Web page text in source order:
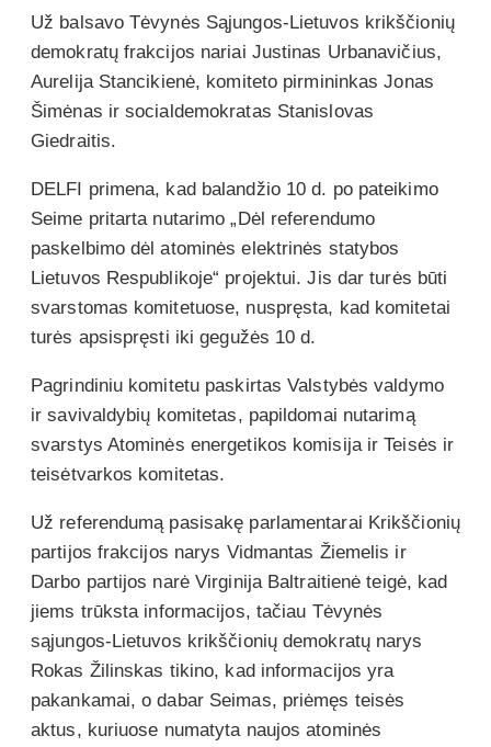
Už balsavo Tėvynės Sąjungos-Lietuvos krikščionių
demokratų frakcijos nariai Justinas Urbanavičius,
Aurelija Stancikienė, komiteto pirmininkas Jonas
Šimėnas ir socialdemokratas Stanislovas
Giedraitis.
DELFI primena, kad balandžio 10 d. po pateikimo
Seime pritarta nutarimo „Dėl referendumo
paskelbimo dėl atominės elektrinės statybos
Lietuvos Respublikoje“ projektui. Jis dar turės būti
svarstomas komitetuose, nuspręsta, kad komitetai
turės apsispręsti iki gegužės 10 d.
Pagrindiniu komitetu paskirtas Valstybės valdymo
ir savivaldybių komitetas, papildomai nutarimą
svarstys Atominės energetikos komisija ir Teisės ir
teisėtvarkos komitetas.
Už referendumą pasisakę parlamentarai Krikščionių
partijos frakcijos narys Vidmantas Žiemelis ir
Darbo partijos narė Virginija Baltraitienė teigė, kad
jiems trūksta informacijos, tačiau Tėvynės
sąjungos-Lietuvos krikščionių demokratų narys
Rokas Žilinskas tikino, kad informacijos yra
pakankamai, o dabar Seimas, priėmęs teisės
aktus, kuriuose numatyta naujos atominės